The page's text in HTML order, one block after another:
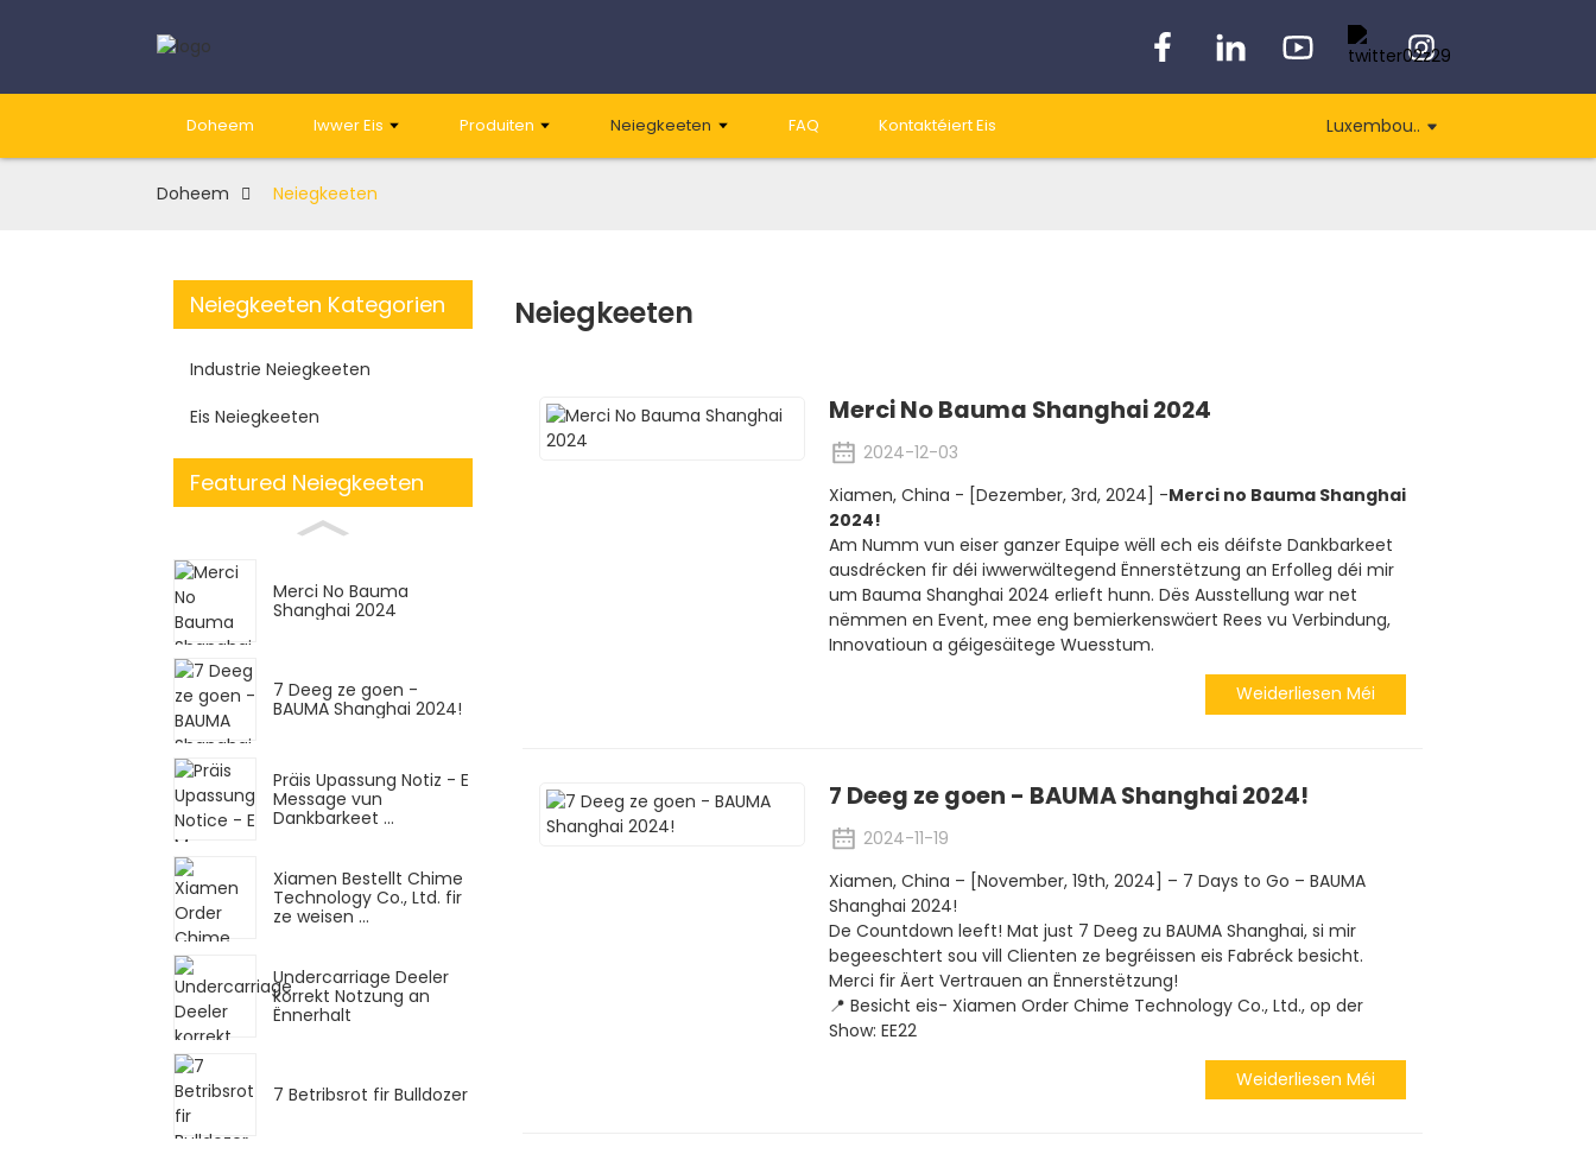
Doheem Iwwer Eis Produiten Neiegkeeten FAQ Kontaktéiert Eis Luxembou..
Doheem Neiegkeeten
Neiegkeeten Kategorien
Industrie Neiegkeeten
Eis Neiegkeeten
Featured Neiegkeeten
Merci No Bauma
Shanghai 2024
7 Deeg ze goen -
BAUMA Shanghai 2024!
Präis Upassung Notiz - E
Message vun
Dankbarkeet ...
Xiamen Bestellt Chime
Technology Co., Ltd. fir
ze weisen ...
Undercarriage Deeler
korrekt Notzung an
Ënnerhalt
7 Betribsrot fir Bulldozer
Neiegkeeten
Merci No Bauma Shanghai 2024
2024-12-03
Xiamen, China - [Dezember, 3rd, 2024] -Merci no Bauma Shanghai
2024!
Am Numm vun eiser ganzer Equipe wëll ech eis déifste Dankbarkeet
ausdrécken fir déi iwwerwältegend Ënnerstëtzung an Erfolleg déi mir
um Bauma Shanghai 2024 erlieft hunn. Dës Ausstellung war net
nëmmen en Event, mee eng bemierkenswäert Rees vu Verbindung,
Innovatioun a géigesäitege Wuesstum.
Weiderliesen Méi
7 Deeg ze goen - BAUMA Shanghai 2024!
2024-11-19
Xiamen, China – [November, 19th, 2024] – 7 Days to Go – BAUMA
Shanghai 2024!
De Countdown leeft! Mat just 7 Deeg zu BAUMA Shanghai, si mir
begeeschtert sou vill Clienten ze begréissen eis Fabréck besicht.
Merci fir Äert Vertrauen an Ënnerstëtzung!
📍 Besicht eis- Xiamen Order Chime Technology Co., Ltd., op der
Show: EE22
Weiderliesen Méi